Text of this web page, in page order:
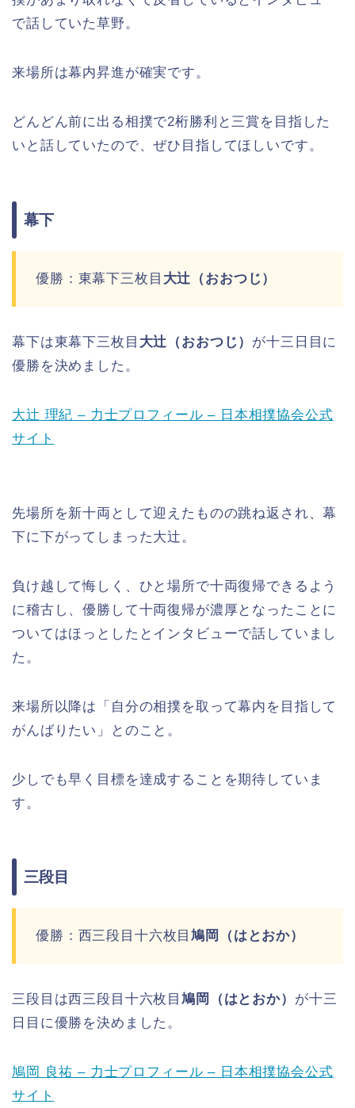
で話していた草野。
来場所は幕内昇進が確実です。
どんどん前に出る相撲で2桁勝利と三賞を目指した
いと話していたので、ぜひ目指してほしいです。
幕下
優勝：東幕下三枚目 大辻（おおつじ）
幕下は東幕下三枚目 大辻（おおつじ） が十三日目に
優勝を決めました。
大辻 理紀 – 力士プロフィール – 日本相撲協会公式
サイト
先場所を新十両として迎えたものの跳ね返され、幕
下に下がってしまった大辻。
負け越して悔しく、ひと場所で十両復帰できるよう
に稽古し、優勝して十両復帰が濃厚となったことに
ついてはほっとしたとインタビューで話していまし
た。
来場所以降は「自分の相撲を取って幕内を目指して
がんばりたい」とのこと。
少しでも早く目標を達成することを期待していま
す。
三段目
優勝：西三段目十六枚目鳩岡（はとおか）
三段目は西三段目十六枚目鳩岡（はとおか） が十三
日目に優勝を決めました。
鳩岡 良祐 – 力士プロフィール – 日本相撲協会公式
サイト